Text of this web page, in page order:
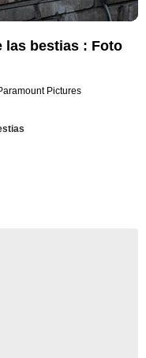
las bestias : Foto
Pictures